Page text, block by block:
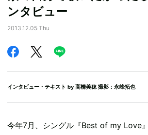
ンタビュー
2013.12.05 Thu
インタビュー・テキスト by 高橋美穂 撮影：永峰拓也
今年7月、シングル『Best of my Love